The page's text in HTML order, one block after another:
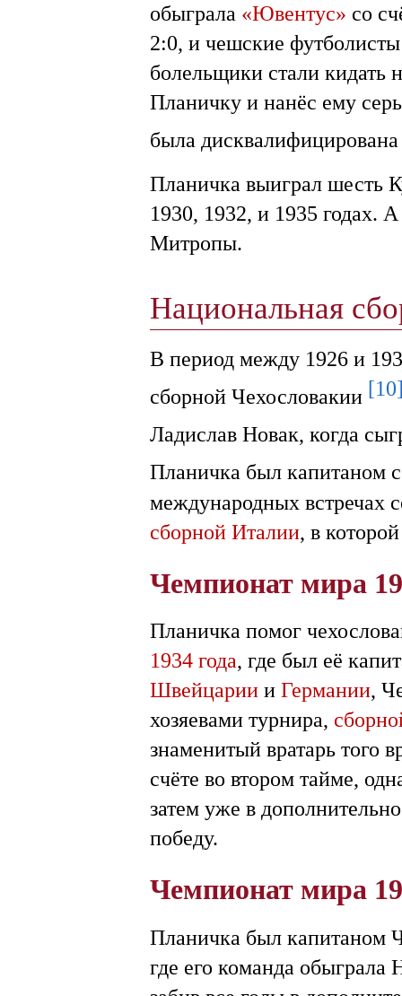
обыграла «Ювентус» со
2:0, и чешские
болельщики стали кидать
Планичку и нанёс ему
была дисквалифицирована
Планичка выиграл шесть
1930, 1932, и 1935 годах.
Митропы.
Национальная
В период между 1926 и
сборной Чехословакии
Ладислав Новак, когда
Планичка был капитаном
международных встречах
сборной Италии, в
Чемпионат мира
Планичка помог
1934 года, где был её
Швейцарии и Германии,
хозяевами турнира,
знаменитый вратарь того
счёте во втором тайме,
затем уже в
победу.
Чемпионат мира
Планичка был капитаном
где его команда